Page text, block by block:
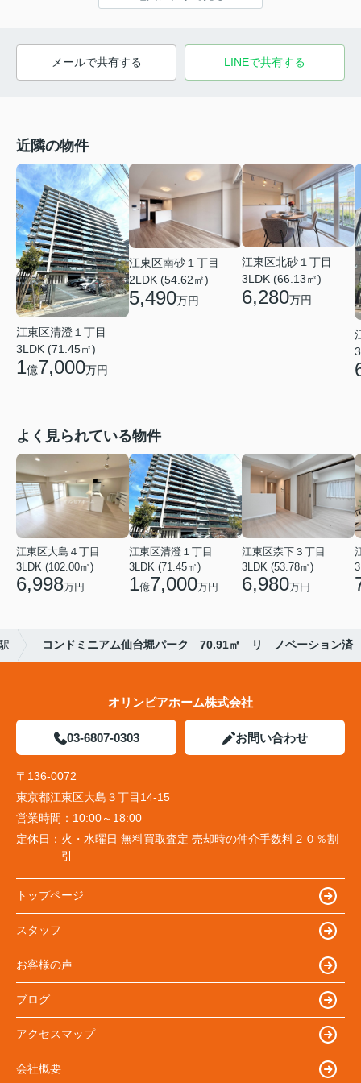
メールで共有する LINEで共有する
近隣の物件
江東区清澄１丁目
3LDK (71.45㎡)
1億7,000万円
江東区南砂１丁目
2LDK (54.62㎡)
5,490万円
江東区北砂１丁目
3LDK (66.13㎡)
6,280万円
よく見られている物件
江東区大島４丁目
3LDK (102.00㎡)
6,998万円
江東区清澄１丁目
3LDK (71.45㎡)
1億7,000万円
江東区森下３丁目
3LDK (53.78㎡)
6,980万円
コンドミニアム仙台堀パーク 70.91㎡ リ ノベーション済
オリンピアホーム株式会社
03-6807-0303 お問い合わせ
〒136-0072
東京都江東区大島３丁目14-15
営業時間： 10:00～18:00
定休日： 火・水曜日 無料買取査定 売却時の仲介手数料２０％割
引
トップページ
スタッフ
お客様の声
ブログ
アクセスマップ
会社概要